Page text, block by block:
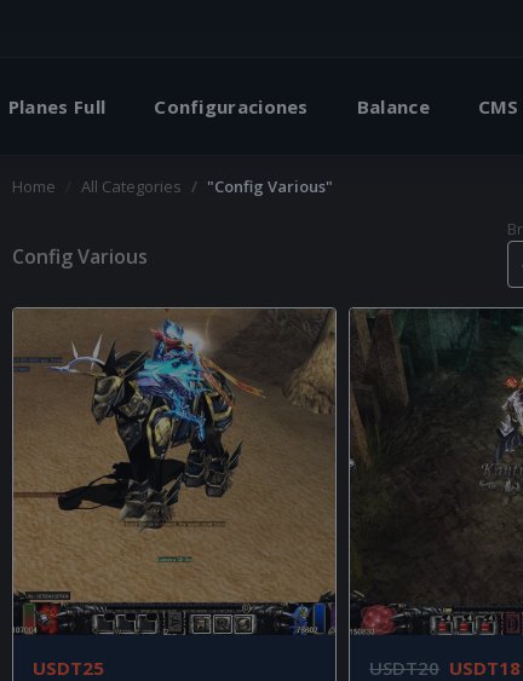
Planes Full Configuraciones Balance CMS
Home All Categories "Config Various"
Config Various
USDT25 USDT20 USDT18